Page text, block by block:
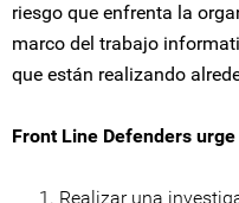
riesgo que enfrenta la
marco del trabajo
que están realizando
Front Line Defenders
Realizar una